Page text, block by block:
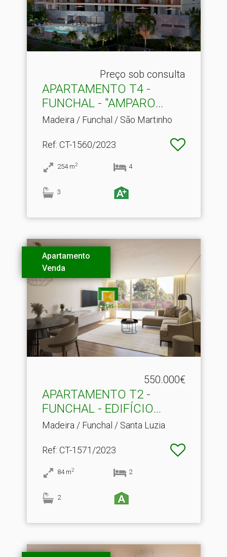
Preço sob consulta
APARTAMENTO T4 -
FUNCHAL - "AMPARO
VIEW"
Madeira / Funchal / São Martinho
Ref: CT-1560/2023
254 m2 4
3
Apartamento
Venda
550.000€
APARTAMENTO T2 -
FUNCHAL - EDIFÍCIO
HINTON
Madeira / Funchal / Santa Luzia
Ref: CT-1571/2023
84 m2 2
2